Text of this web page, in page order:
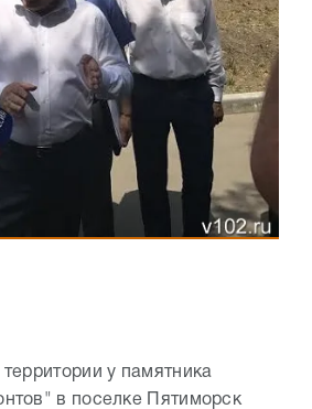
у памятника
в поселке Пятиморск